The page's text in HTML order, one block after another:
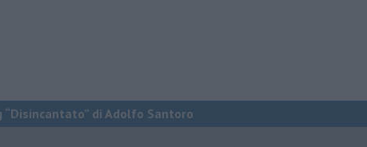
di Adolfo Santoro